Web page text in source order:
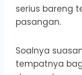
serius bareng
pasangan.
Soalnya
tempatnya